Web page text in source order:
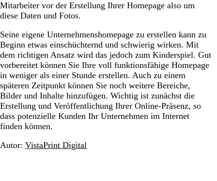
Mitarbeiter vor der Erstellung Ihrer Homepage also um
diese Daten und Fotos.
Seine eigene Unternehmenshomepage zu erstellen kann zu
Beginn etwas einschüchternd und schwierig wirken. Mit
dem richtigen Ansatz wird das jedoch zum Kinderspiel. Gut
vorbereitet können Sie Ihre voll funktionsfähige Homepage
in weniger als einer Stunde erstellen. Auch zu einem
späteren Zeitpunkt können Sie noch weitere Bereiche,
Bilder und Inhalte hinzufügen. Wichtig ist zunächst die
Erstellung und Veröffentlichung Ihrer Online-Präsenz, so
dass potenzielle Kunden Ihr Unternehmen im Internet
finden können.
Autor: VistaPrint Digital